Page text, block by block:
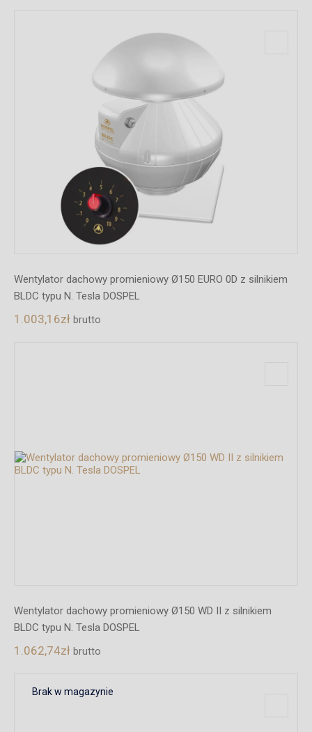
Wentylator dachowy promieniowy Ø150 EURO 0D z silnikiem
BLDC typu N. Tesla DOSPEL
1.003,16zł brutto
Wentylator dachowy promieniowy Ø150 WD II z silnikiem
BLDC typu N. Tesla DOSPEL
1.062,74zł brutto